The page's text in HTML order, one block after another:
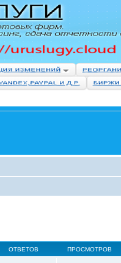
ОТВЕТОВ ПРОСМОТРОВ